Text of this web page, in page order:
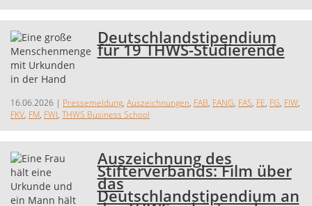
Deutschlandstipendium
für 19 THWS-Studierende
16.06.2026 | Pressemeldung, Auszeichnungen, FAB, FANG, FAS, FE, FG, FIW,
FKV, FM, FWI, THWS Business School
Auszeichnung des
Stifterverbands: Film über
das
Deutschlandstipendium an